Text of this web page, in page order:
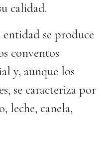
calidad.
se produce
conventos
y, aunque los
se caracteriza por
leche, canela,